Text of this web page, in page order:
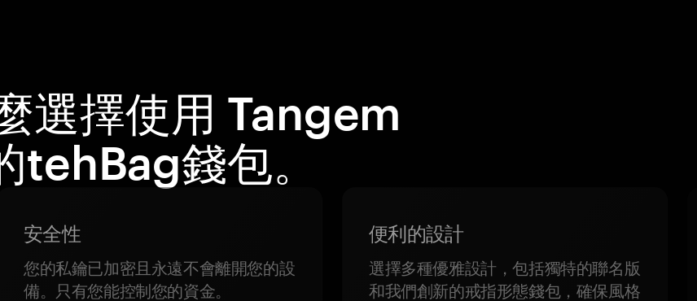
選擇使用 Tangem
tehBag錢包。
安全性
您的私鑰已加密且永遠不會離開您的設
備。只有您能控制您的資金。
便利的設計
選擇多種優雅設計，包括獨特的聯名版
和我們創新的戒指形態錢包，確保風格